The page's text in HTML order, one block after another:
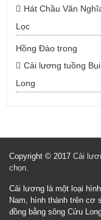
Hát Chầu Văn
Lọc
Hồng Đào trong
Cải lương tuồng
Long
Copyright © 2017 Cải
chọn
Cải lương là một loại
Nam, hình thành trên cơ
đồng bằng sông Cửu